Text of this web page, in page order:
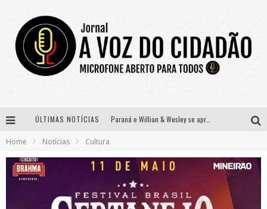
ÚLTIMAS NOTÍCIAS Paraná e Willian & Wesley se apresentam no Carretão Trevo Contagem nesta sexta-feira
Home Notícias Cultura